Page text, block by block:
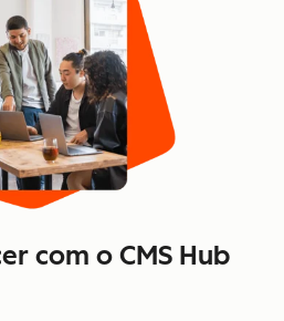
com o CMS Hub